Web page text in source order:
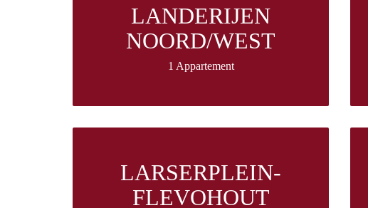
LANDERIJEN
NOORD/WEST
1 Appartement
LARSERPLEIN-
FLEVOHOUT